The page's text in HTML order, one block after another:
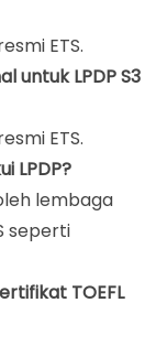
ETS.
untuk LPDP S3
ETS.
LPDP?
lembaga
seperti
TOEFL